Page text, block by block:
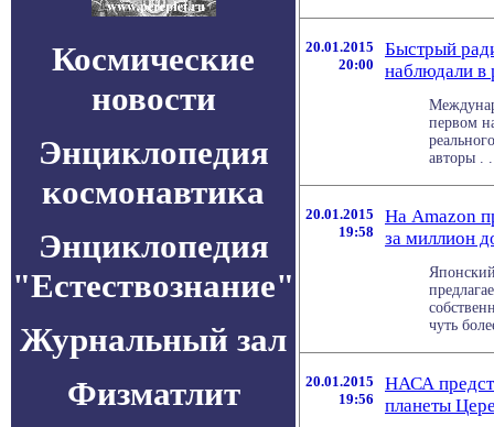
Космические
новости
Энциклопедия
космонавтика
Энциклопедия
"Естествознание"
Журнальный зал
Физматлит
20.01.2015
20:00
Быстрый
наблюдали в
первом
авторы .
20.01.2015
19:58
На Amazon
за миллион
чуть
20.01.2015
19:56
НАСА
планеты